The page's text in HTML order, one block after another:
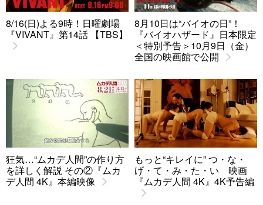
8/16(日)よる9時！日曜劇場
『VIVANT』第14話 【TBS】
8月10日は“バイオの日”！
『バイオハザード』日本限定
＜特別予告＞10月9日（金）
全国の映画館で公開
狂気…“ムカデ人間”の作り方
を詳しく解説 その②『ムカ
デ人間 4K』本編映像
もっと“キレイに” つ・な・
げ・て・み・た・い 映画
『ムカデ人間 4K』4K予告編